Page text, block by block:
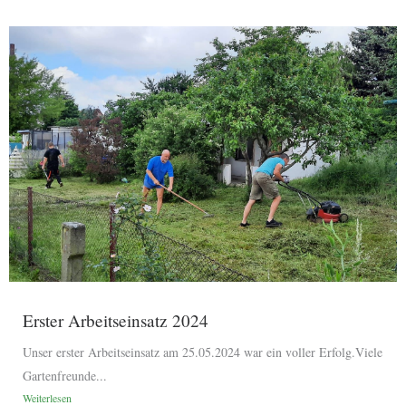
Erster Arbeitseinsatz 2024
Unser erster Arbeitseinsatz am 25.05.2024 war ein voller Erfolg.Viele
Gartenfreunde...
Weiterlesen